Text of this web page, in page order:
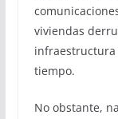
viviendas
infraestructura
tiempo.
No obstante,